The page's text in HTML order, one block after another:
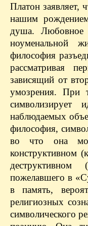
Платон заявляет,
нашим
душа. Любовное
ноуменальной
философия
рассматривая
зависящий от
умозрения. При
символизирует
наблюдаемых
философия,
во что она
конструктивном
пожелавшего в
в память,
религиозных
символического